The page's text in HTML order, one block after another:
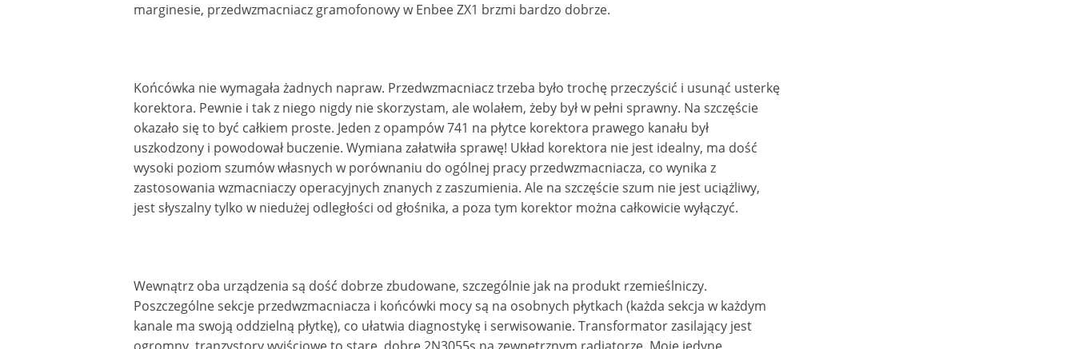
marginesie, przedwzmacniacz gramofonowy w Enbee ZX1 brzmi bardzo dobrze.
Końcówka nie wymagała żadnych napraw. Przedwzmacniacz trzeba było trochę przeczyścić i usunąć usterkę
korektora. Pewnie i tak z niego nigdy nie skorzystam, ale wolałem, żeby był w pełni sprawny. Na szczęście
okazało się to być całkiem proste. Jeden z opampów 741 na płytce korektora prawego kanału był
uszkodzony i powodował buczenie. Wymiana załatwiła sprawę! Układ korektora nie jest idealny, ma dość
wysoki poziom szumów własnych w porównaniu do ogólnej pracy przedwzmacniacza, co wynika z
zastosowania wzmacniaczy operacyjnych znanych z zaszumienia. Ale na szczęście szum nie jest uciążliwy,
jest słyszalny tylko w niedużej odległości od głośnika, a poza tym korektor można całkowicie wyłączyć.
Wewnątrz oba urządzenia są dość dobrze zbudowane, szczególnie jak na produkt rzemieślniczy.
Poszczególne sekcje przedwzmacniacza i końcówki mocy są na osobnych płytkach (każda sekcja w każdym
kanale ma swoją oddzielną płytkę), co ułatwia diagnostykę i serwisowanie. Transformator zasilający jest